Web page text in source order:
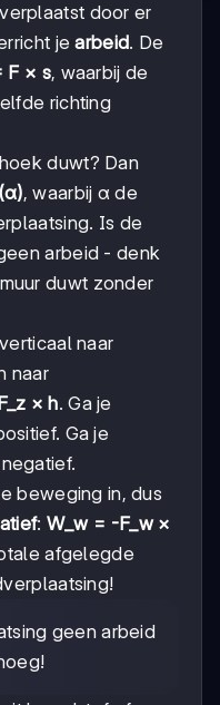
door er
jearbeid. De
F × s, waarbij de
richting
duwt? Dan
, waarbij α de
Is de
arbeid - denk
duwt zonder
naar
naar
× h. Ga je
Ga je
beweging in, dus
: W_w = -F_w ×
afgelegde
geen arbeid